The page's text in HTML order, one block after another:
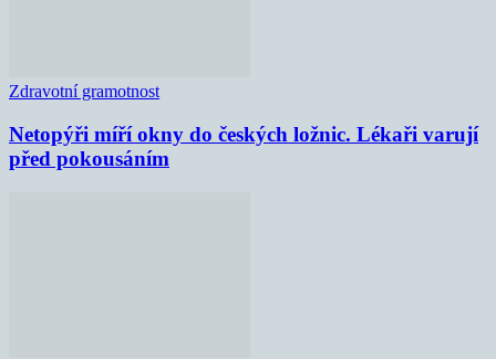
Zdravotní gramotnost
Netopýři míří okny do českých ložnic. Lékaři varují
před pokousáním